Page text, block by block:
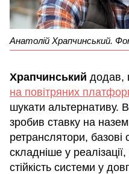
Анатолій Храпчинський.
Храпчинський додав,
на повітряних
шукати альтернативу.
зробив ставку на
ретранслятори, базові
складніше у
стійкість системи у